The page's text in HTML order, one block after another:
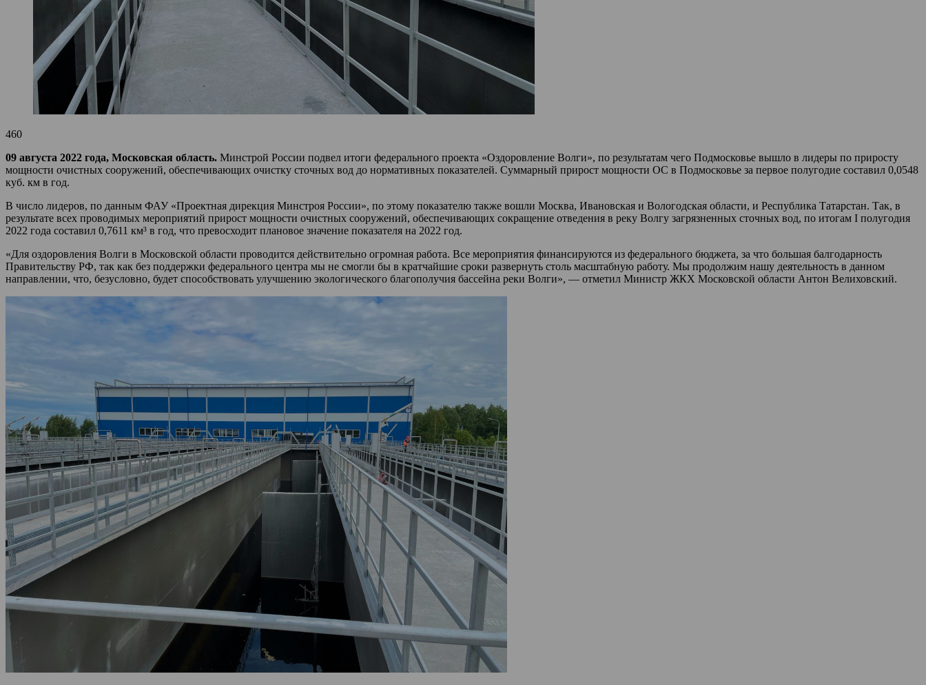
460
09 августа 2022 года, Московская область. Минстрой России подвел итоги федерального проекта «Оздоровление Волги», по результатам чего Подмосковье вышло в лидеры по приросту
мощности очистных сооружений, обеспечивающих очистку сточных вод до нормативных показателей. Суммарный прирост мощности ОС в Подмосковье за первое полугодие составил 0,0548
куб. км в год.
В число лидеров, по данным ФАУ «Проектная дирекция Минстроя России», по этому показателю также вошли Москва, Ивановская и Вологодская области, и Республика Татарстан. Так, в
результате всех проводимых мероприятий прирост мощности очистных сооружений, обеспечивающих сокращение отведения в реку Волгу загрязненных сточных вод, по итогам I полугодия
2022 года составил 0,7611 км³ в год, что превосходит плановое значение показателя на 2022 год.
«Для оздоровления Волги в Московской области проводится действительно огромная работа. Все мероприятия финансируются из федерального бюджета, за что большая балгодарность
Правительству РФ, так как без поддержки федерального центра мы не смогли бы в кратчайшие сроки развернуть столь масштабную работу. Мы продолжим нашу деятельность в данном
направлении, что, безусловно, будет способствовать улучшению экологического благополучия бассейна реки Волги», — отметил Министр ЖКХ Московской области Антон Велиховский.